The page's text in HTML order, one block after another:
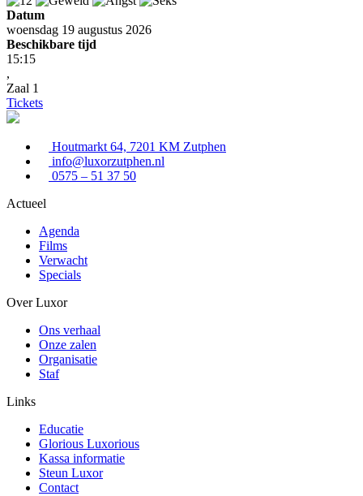
Datum
woensdag 19 augustus 2026
Beschikbare tijd
15:15
,
Zaal 1
Tickets
Houtmarkt 64, 7201 KM Zutphen
info@luxorzutphen.nl
0575 – 51 37 50
Actueel
Agenda
Films
Verwacht
Specials
Over Luxor
Ons verhaal
Onze zalen
Organisatie
Staf
Links
Educatie
Glorious Luxorious
Kassa informatie
Steun Luxor
Contact